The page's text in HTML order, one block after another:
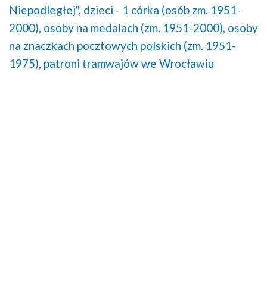
Niepodległej", dzieci - 1 córka (osób zm. 1951-
2000), osoby na medalach (zm. 1951-2000), osoby
na znaczkach pocztowych polskich (zm. 1951-
1975), patroni tramwajów we Wrocławiu